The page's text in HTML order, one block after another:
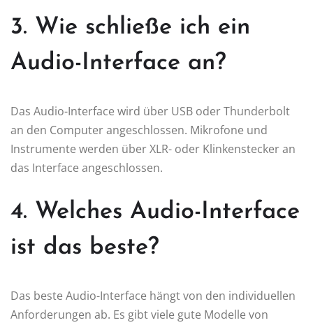
3. Wie schließe ich ein
Audio-Interface an?
Das Audio-Interface wird über USB oder Thunderbolt
an den Computer angeschlossen. Mikrofone und
Instrumente werden über XLR- oder Klinkenstecker an
das Interface angeschlossen.
4. Welches Audio-Interface
ist das beste?
Das beste Audio-Interface hängt von den individuellen
Anforderungen ab. Es gibt viele gute Modelle von